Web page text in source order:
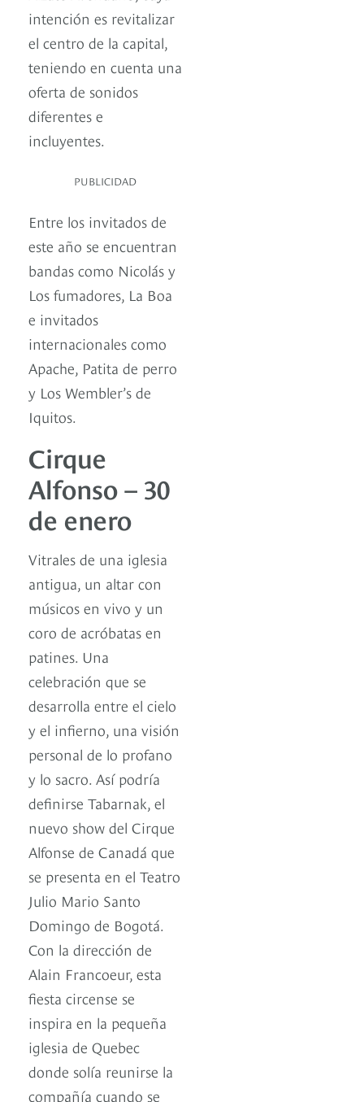
intención es revitalizar
el centro de la capital,
teniendo en cuenta una
oferta de sonidos
diferentes e
incluyentes.
PUBLICIDAD
Entre los invitados de
este año se encuentran
bandas como Nicolás y
Los fumadores, La Boa
e invitados
internacionales como
Apache, Patita de perro
y Los Wembler’s de
Iquitos.
Cirque
Alfonso – 30
de enero
Vitrales de una iglesia
antigua, un altar con
músicos en vivo y un
coro de acróbatas en
patines. Una
celebración que se
desarrolla entre el cielo
y el infierno, una visión
personal de lo profano
y lo sacro. Así podría
definirse Tabarnak, el
nuevo show del Cirque
Alfonse de Canadá que
se presenta en el Teatro
Julio Mario Santo
Domingo de Bogotá.
Con la dirección de
Alain Francoeur, esta
fiesta circense se
inspira en la pequeña
iglesia de Quebec
donde solía reunirse la
compañía cuando se